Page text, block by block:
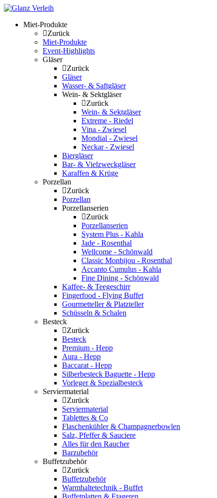
Skip
contentMiet-Produkte
Zurück
Miet-Produkte
Event-Highlights
Gläser
Zurück
Gläser
Wasser- & Saftgläser
Wein- & Sektgläser
Zurück
Wein- & Sektgläser
Extreme - Riedel
Vina - Zwiesel
Mondial - Zwiesel
Neckar - Zwiesel
Biergläser
Bar- & Vielzweckgläser
Karaffen & Krüge
Porzellan
Zurück
Porzellan
Porzellanserien
Zurück
Porzellanserien
System Plus - Kahla
Jade - Rosenthal
Wellcome - Schönwald
Classic Monbijou - Rosenthal
Accanto Cumulus - Kahla
Fine Dining - Schönwald
Kaffee- & Teegeschirr
Fingerfood - Flying Buffet
Gourmetteller & Platzteller
Schüsseln & Schalen
Besteck
Zurück
Besteck
Premium - Hepp
Aura - Hepp
Baccarat - Hepp
Silberbesteck Baguette - Hepp
Vorleger & Spezialbesteck
Serviermaterial
Zurück
Serviermaterial
Tablettes & Co
Flaschenkühler & Champagnerbowlen
Salz, Pfeffer & Sauciere
Alles für den Raucher
Barzubehör
Buffetzubehör
Zurück
Buffetzubehör
Warmhaltetechnik - Buffet
Buffetplatten & Etageren